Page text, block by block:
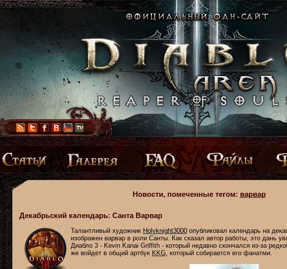
Новости, помеченные тегом: варвар
Декабрьский календарь: Санта Варвар
Талантливый художник Holyknight3000опубликовал календарь на
изображен варвар в роли Санты. Как сказал автор работы, это дань
Диабло 3 - Kevin Kanai Griffith - который недавно скончался из-за
же войдет в общий артбук KKG, который собирается его фанатми.